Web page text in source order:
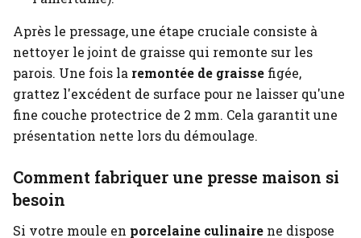
Après le pressage, une étape cruciale consiste à
nettoyer le joint de graisse qui remonte sur les
parois. Une fois la remontée de graisse figée,
grattez l'excédent de surface pour ne laisser qu'une
fine couche protectrice de 2 mm. Cela garantit une
présentation nette lors du démoulage.
Comment fabriquer une presse maison si
besoin
Si votre moule en porcelaine culinaire ne dispose